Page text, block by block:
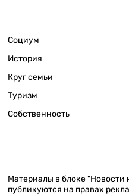
Социум
История
Круг семьи
Туризм
Собственность
Материалы в блоке "Новости
публикуются на правах